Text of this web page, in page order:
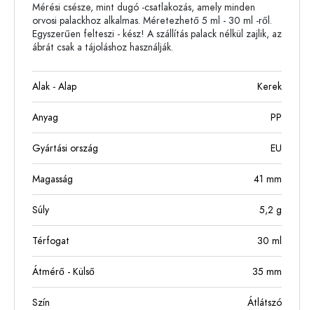
Mérési csésze, mint dugó -csatlakozás, amely minden
orvosi palackhoz alkalmas. Méretezhető 5 ml - 30 ml -ről.
Egyszerűen felteszi - kész! A szállítás palack nélkül zajlik, az
ábrát csak a tájoláshoz használják.
Alak - Alap Kerek
Anyag PP
Gyártási ország EU
Magasság 41 mm
Súly 5,2 g
Térfogat 30 ml
Átmérő - Külső 35 mm
Szín Átlátszó